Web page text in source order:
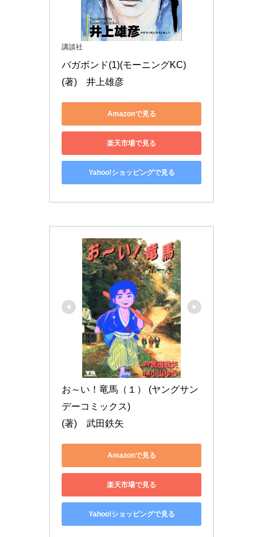
講談社
バガボンド(1)(モーニングKC)
(著)　井上雄彦
Amazonで見る
楽天市場で見る
Yahoo!ショッピングで見る
お～い！竜馬（１） (ヤングサン
デーコミックス)
(著)　武田鉄矢
Amazonで見る
楽天市場で見る
Yahoo!ショッピングで見る